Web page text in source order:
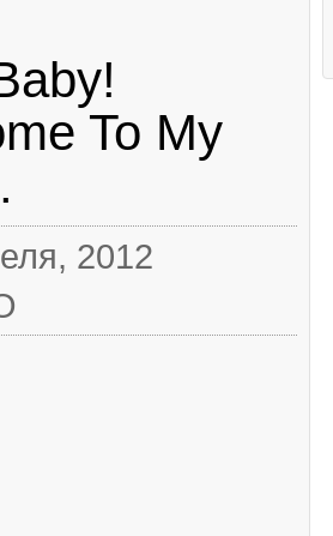
To My
2012